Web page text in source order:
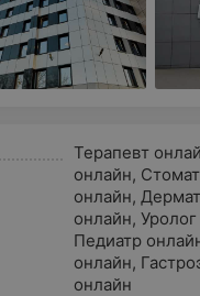
Терапевт
онлайн,
онлайн,
онлайн,
Педиатр
онлайн,
онлайн